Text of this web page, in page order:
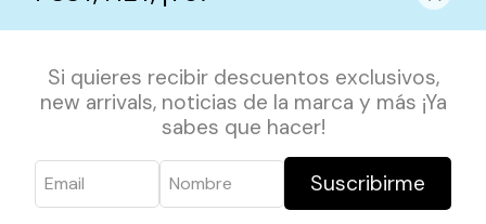
Si quieres recibir descuentos exclusivos,
new arrivals, noticias de la marca y más ¡Ya
sabes que hacer!
Suscribirme